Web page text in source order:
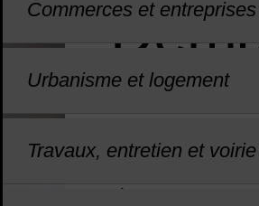
Commerces et entreprises
Urbanisme et logement
Travaux, entretien et voirie
Les demandes
closes.